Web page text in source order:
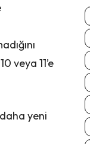
veya 11’e
yeni